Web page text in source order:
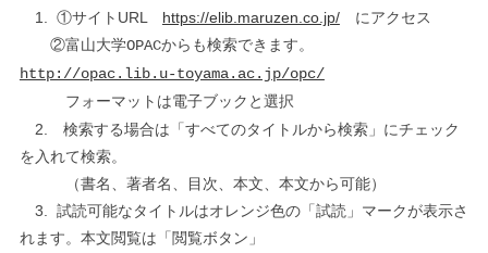
1. ①サイトURL https://elib.maruzen.co.jp/にアクセス
②富山大学OPACからも検索できます。
http://opac.lib.u-toyama.ac.jp/opc/
フォーマットは電子ブックと選択
2. 検索する場合は「すべてのタイトルから検索」にチェック
を入れて検索。
（書名、著者名、目次、本文、本文から可能）
3. 試読可能なタイトルはオレンジ色の「試読」マークが表示さ
れます。本文閲覧は「閲覧ボタン」